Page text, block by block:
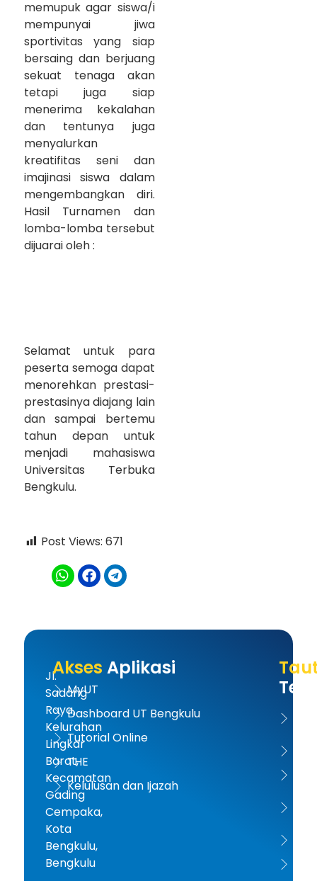
memupuk agar siswa/i
mempunyai jiwa
sportivitas yang siap
bersaing dan berjuang
sekuat tenaga akan
tetapi juga siap
menerima kekalahan
dan tentunya juga
menyalurkan
kreatifitas seni dan
imajinasi siswa dalam
mengembangkan diri.
Hasil Turnamen dan
lomba-lomba tersebut
dijuarai oleh :
Selamat untuk para
peserta semoga dapat
menorehkan prestasi-
prestasinya diajang lain
dan sampai bertemu
tahun depan untuk
menjadi mahasiswa
Universitas Terbuka
Bengkulu.
Post Views: 671
Jl.
Sadang
Raya,
Kelurahan
Lingkar
Barat,
Kecamatan
Gading
Cempaka,
Kota
Bengkulu,
Bengkulu
Akses Aplikasi
MyUT
Dashboard UT Bengkulu
Tutorial Online
THE
Kelulusan dan Ijazah